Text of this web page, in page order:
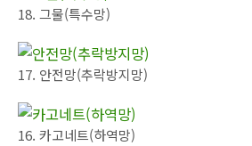
18. 그물(특수망)
17. 안전망(추락방지망)
16. 카고네트(하역망)